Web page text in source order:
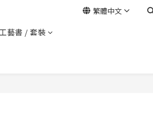
繁體中文
藝書 / 套裝